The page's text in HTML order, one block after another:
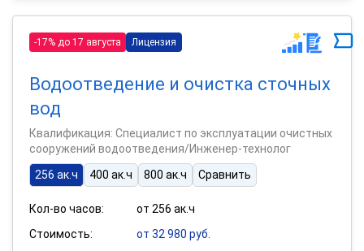
-17% до 17 августа Лицензия
Водоотведение и очистка сточных
вод
Квалификация: Специалист по эксплуатации очистных
сооружений водоотведения/Инженер-технолог
256 ак.ч
400 ак.ч 800 ак.ч Сравнить
Кол-во часов:
от 256 ак.ч
Стоимость:
от 32 980 руб.